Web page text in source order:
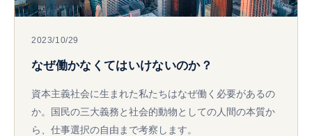
2023/10/29
なぜ働かなくてはいけないのか？
資本主義社会に生まれた私たちはなぜ働く必要があるの
か。国民の三大義務と社会的動物としての人間の本質か
ら、仕事選択の自由まで考察します。